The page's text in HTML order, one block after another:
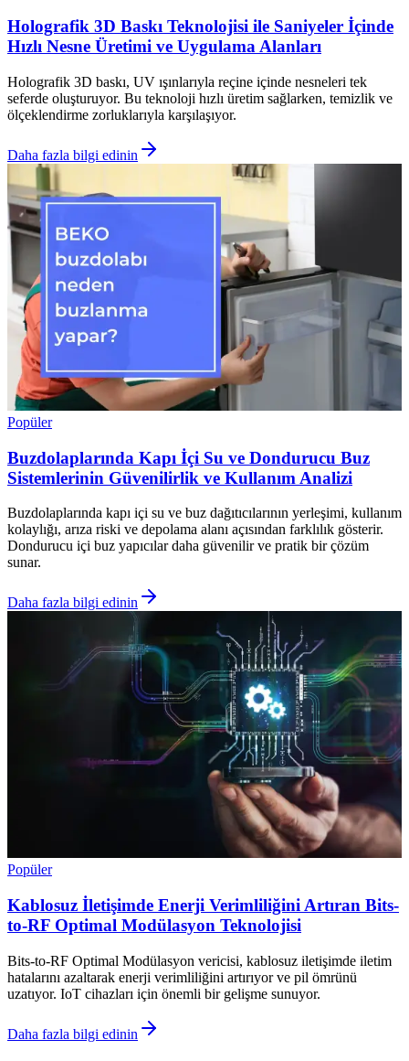
Holografik 3D Baskı Teknolojisi ile Saniyeler İçinde
Hızlı Nesne Üretimi ve Uygulama Alanları
Holografik 3D baskı, UV ışınlarıyla reçine içinde nesneleri tek
seferde oluşturuyor. Bu teknoloji hızlı üretim sağlarken, temizlik ve
ölçeklendirme zorluklarıyla karşılaşıyor.
Daha fazla bilgi edinin
Popüler
Buzdolaplarında Kapı İçi Su ve Dondurucu Buz
Sistemlerinin Güvenilirlik ve Kullanım Analizi
Buzdolaplarında kapı içi su ve buz dağıtıcılarının yerleşimi, kullanım
kolaylığı, arıza riski ve depolama alanı açısından farklılık gösterir.
Dondurucu içi buz yapıcılar daha güvenilir ve pratik bir çözüm
sunar.
Daha fazla bilgi edinin
Popüler
Kablosuz İletişimde Enerji Verimliliğini Artıran Bits-
to-RF Optimal Modülasyon Teknolojisi
Bits-to-RF Optimal Modülasyon vericisi, kablosuz iletişimde iletim
hatalarını azaltarak enerji verimliliğini artırıyor ve pil ömrünü
uzatıyor. IoT cihazları için önemli bir gelişme sunuyor.
Daha fazla bilgi edinin